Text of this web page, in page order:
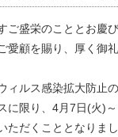
ご盛栄のこととお慶
愛顧を賜り、厚く御
ィルス感染拡大防止
に限り、4月7日(火)
ただくこととなりま